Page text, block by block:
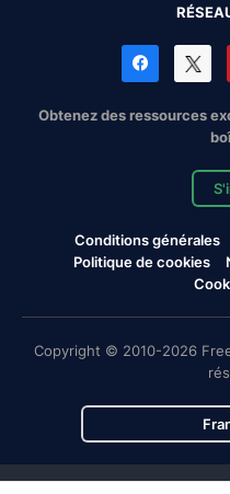
Obtenez des ressources
Conditions générales
Politique de cookies
Copyright © 2010-2026